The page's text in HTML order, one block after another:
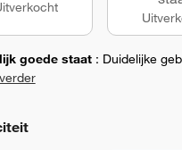
goede staat: Duidelijke